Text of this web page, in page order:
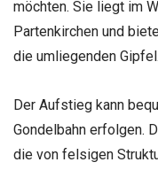
möchten. Sie liegt im
Partenkirchen und
die umliegenden Gipfel.
Der Aufstieg kann
Gondelbahn erfolgen.
die von felsigen